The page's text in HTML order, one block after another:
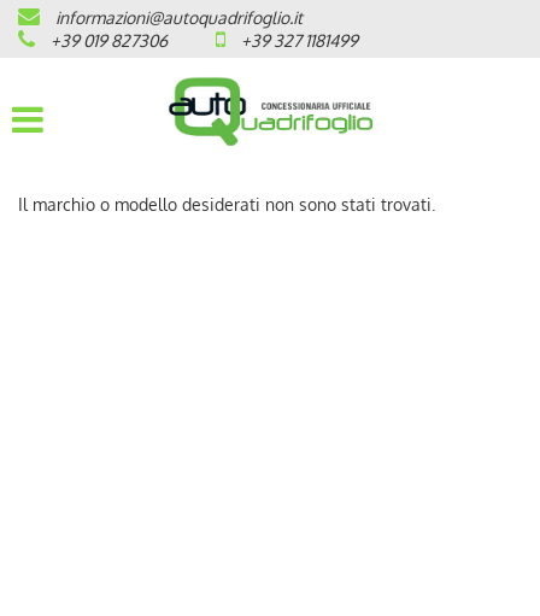
HOME
AZIENDA
informazioni@autoquadrifoglio.it
+39 019 827306
+39 327 1181499
Il marchio o modello desiderati non sono stati trovati.